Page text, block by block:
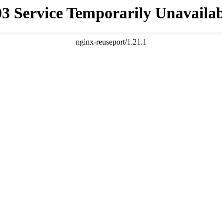
Service Temporarily
nginx-reuseport/1.21.1